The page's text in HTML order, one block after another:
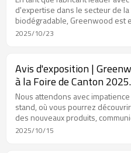
écologique.
d'expertise dans le secteur de
biodégradable, Greenwood est
rencontrer des partenaires
but de discuter du nouvel avenir
restauration respectueuse de
2025/10/23
Avis d'exposition |
à la Foire de Canton
Bienvenue à votre
Nous attendons avec
stand, où vous pourrez
des nouveaux produits,
avec notre équipe
2025/10/15